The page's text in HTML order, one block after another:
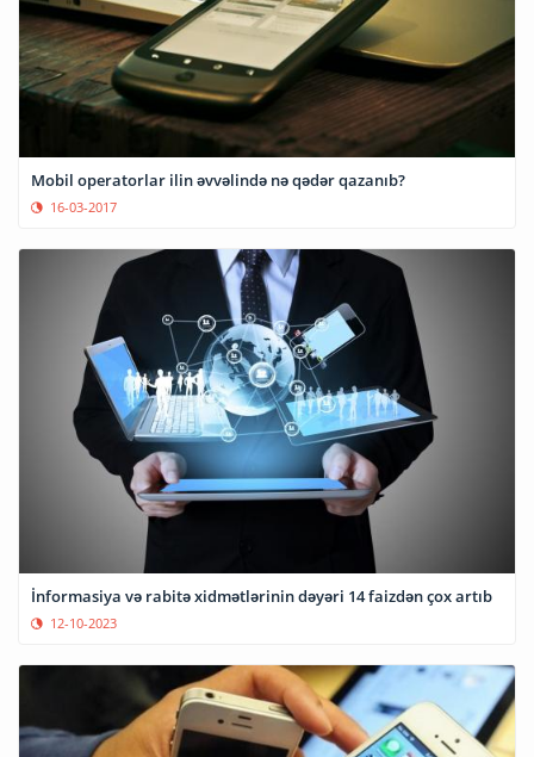
Mobil operatorlar ilin əvvəlində nə qədər qazanıb?
16-03-2017
İnformasiya və rabitə xidmətlərinin dəyəri 14 faizdən çox artıb
12-10-2023